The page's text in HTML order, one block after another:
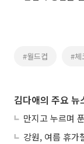
#월드컵 #체
김다애의 주요 뉴
만지고 누르며
강원, 여름 휴가